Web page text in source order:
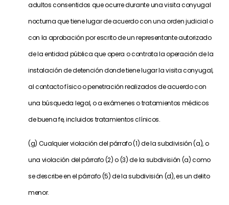
adultos consentidos que ocurre durante una visita conyugal
nocturna que tiene lugar de acuerdo con una orden judicial o
con la aprobación por escrito de un representante autorizado
de la entidad pública que opera o contrata la operación de la
instalación de detención donde tiene lugar la visita conyugal,
al contacto físico o penetración realizados de acuerdo con
una búsqueda legal, o a exámenes o tratamientos médicos
de buena fe, incluidos tratamientos clínicos.
(g) Cualquier violación del párrafo (1) de la subdivisión (a), o
una violación del párrafo (2) o (3) de la subdivisión (a) como
se describe en el párrafo (5) de la subdivisión (d), es un delito
menor.